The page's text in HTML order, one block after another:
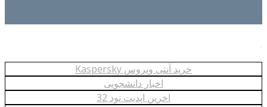
.
خرید آنتی ویروس Kaspersky
اخبار دانشجویی
اخرین اپدیت نود 32